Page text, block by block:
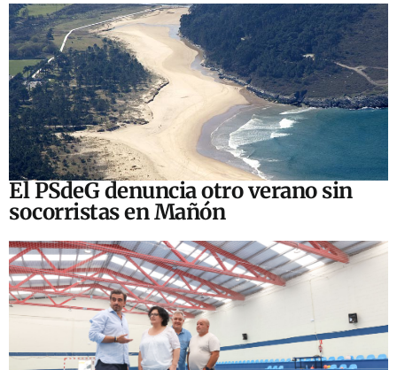
El PSdeG denuncia otro verano sin
socorristas en Mañón